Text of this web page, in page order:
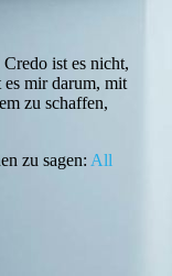
ist es nicht,
es mir darum, mit
zu schaffen,
zu sagen: All